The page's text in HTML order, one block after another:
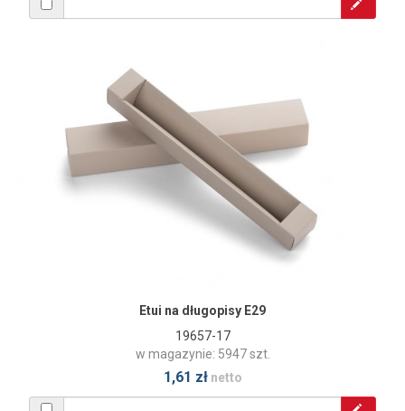
Etui na długopisy E29
19657-17
w magazynie: 5947 szt.
1,61 złnetto